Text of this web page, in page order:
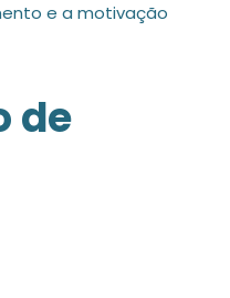
e a motivação
de